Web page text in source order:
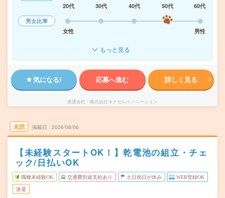
20代
30代 40代 50代
60代
男女比率
女性
男性
もっと見る
気になる! 応募へ進む 詳しく見る
派遣会社 株式会社ネクセルイノベーション
未読 掲載日 2026/08/06
【未経験スタートOK！】乾電池の組立・チェ
ック/日払いOK
職種未経験OK 交通費別途支給あり 土日祝日が休み WEB登録OK
派遣